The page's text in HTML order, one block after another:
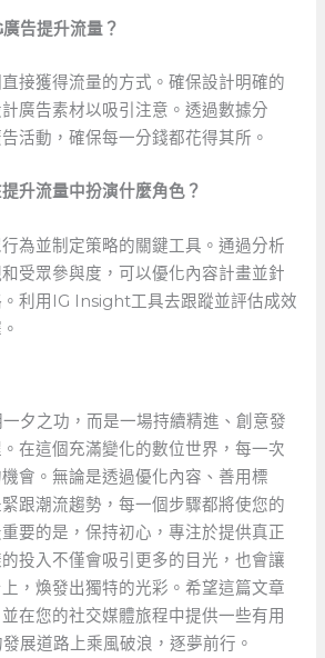
告提升流量？
接獲得流量的方式。確保設計明確的
廣告素材以吸引注意。透過數據分
活動，確保每一分錢都花得其所。
升流量中扮演什麼角色？
為並制定策略的關鍵工具。通過分析
受眾參與度，可以優化內容計畫並針
利用IG Insight工具去跟蹤並評估成效
夕之功，而是一場持續精進、創意發
在這個充滿變化的數位世界，每一次
會。無論是透過優化內容、善用標
跟潮流趨勢，每一個步驟都將使您的
要的是，保持初心，專注於提供真正
投入不僅會吸引更多的目光，也會讓
，煥發出獨特的光彩。希望這篇文章
在您的社交媒體旅程中提供一些有用
展道路上乘風破浪，逐夢前行。